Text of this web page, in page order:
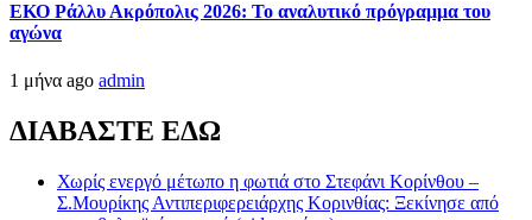
ΕΚΟ Ράλλυ Ακρόπολις 2026: Το αναλυτικό πρόγραμμα του
αγώνα
1 μήνα ago admin
ΔΙΑΒΑΣΤΕ ΕΔΩ
Χωρίς ενεργό μέτωπο η φωτιά στο Στεφάνι Κορίνθου –
Σ.Μουρίκης Αντιπεριφερειάρχης Κορινθίας: Ξεκίνησε από